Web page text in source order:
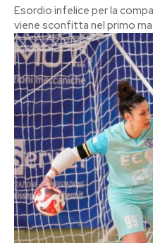
Esordio infelice per la
viene sconfitta nel primo